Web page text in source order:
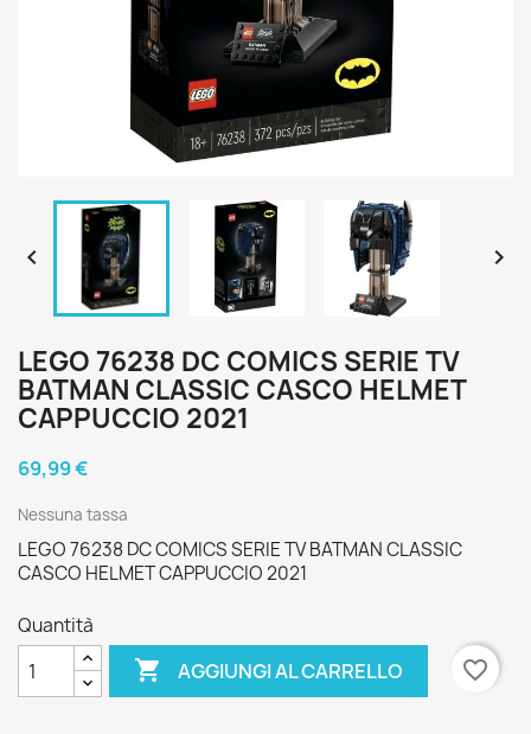
 
LEGO 76238 DC COMICS SERIE TV
BATMAN CLASSIC CASCO HELMET
CAPPUCCIO 2021
69,99 €
Nessuna tassa
LEGO 76238 DC COMICS SERIE TV BATMAN CLASSIC
CASCO HELMET CAPPUCCIO 2021
Quantità
 AGGIUNGI AL CARRELLO favorite_border